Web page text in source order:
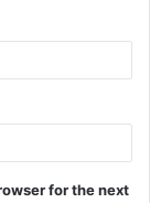
for the next